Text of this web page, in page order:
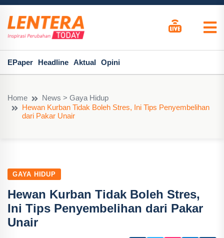
EPaper Headline Aktual Opini
Home
News > Gaya Hidup
Hewan Kurban Tidak Boleh Stres, Ini Tips Penyembelihan
dari Pakar Unair
GAYA HIDUP
Hewan Kurban Tidak Boleh Stres,
Ini Tips Penyembelihan dari Pakar
Unair